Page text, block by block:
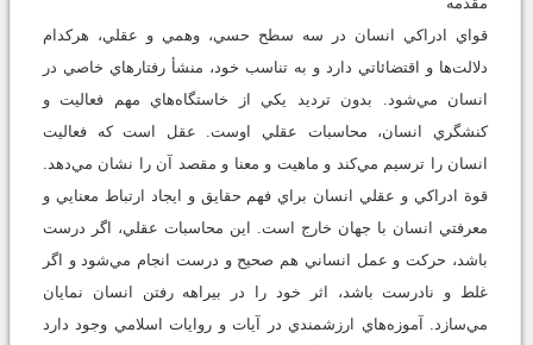
قواي ادراکي انسان در سه سطح حسي، وهمي و عقلي، هرکدام
دلالت‌ها و اقتضائاتي دارد و به ‌تناسب خود، منشأ رفتارهاي خاصي در
انسان مي‌شود. بدون ترديد يکي از خاستگاه‌هاي مهم فعاليت و
کنشگري انسان، محاسبات عقلي اوست. عقل است که فعاليت
انسان را ترسيم مي‌کند و ماهيت و معنا و مقصد آن را نشان مي‌دهد.
قوة ادراکي و عقلي انسان براي فهم حقايق و ايجاد ارتباط معنايي و
معرفتي انسان با جهان خارج است. اين محاسبات عقلي، اگر درست
باشد، حرکت و عمل انساني هم صحيح و درست انجام مي‌شود و اگر
غلط و نادرست باشد، اثر خود را در بيراهه رفتن انسان نمايان
مي‌سازد. آموزه‌هاي ارزشمندي در آيات و روايات اسلامي وجود دارد